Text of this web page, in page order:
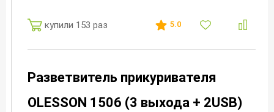
купили 153 раз 5.0
Разветвитель прикуривателя
OLESSON 1506 (3 выхода + 2USB)